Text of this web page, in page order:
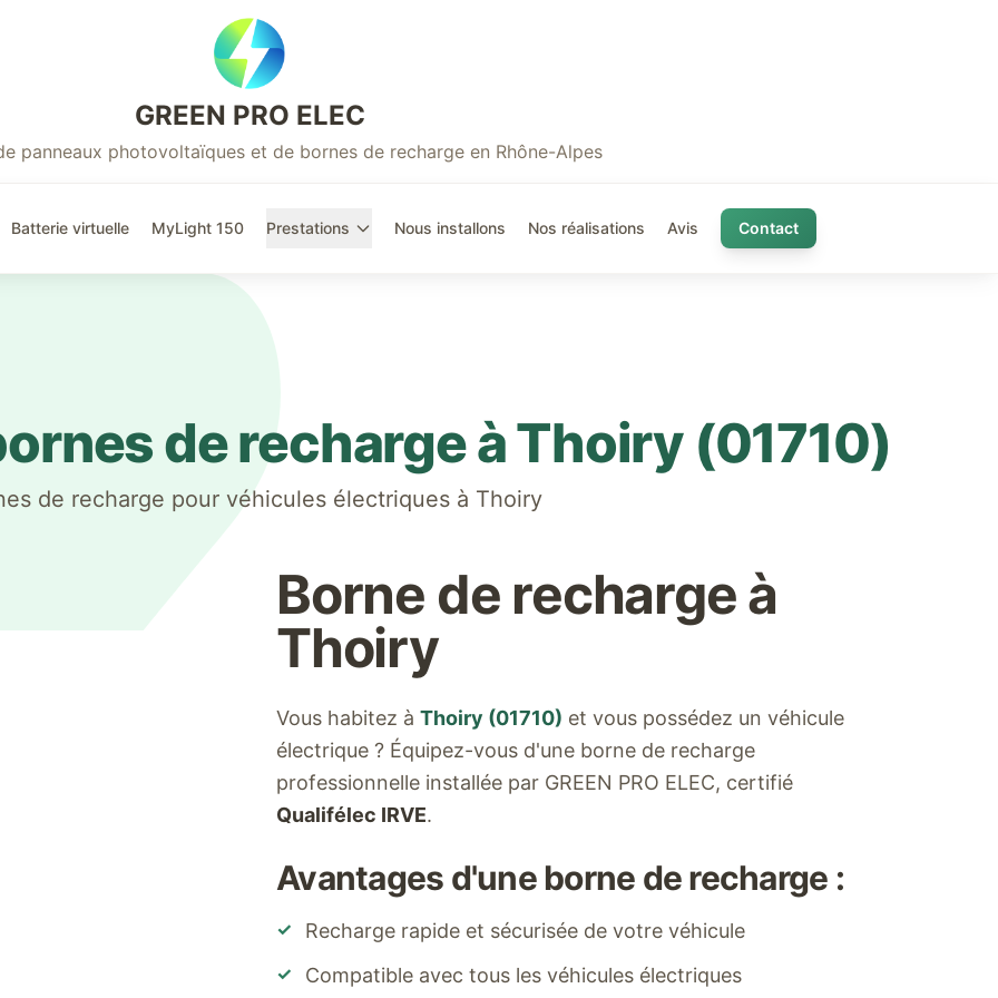
GREEN PRO ELEC
panneaux photovoltaïques et de bornes de recharge en Rhône-Alpes
Batterie virtuelle MyLight 150 Prestations Nous installons Nos réalisations Avis Contact
de recharge àThoiry (01710)
de recharge pour véhicules électriques à Thoiry
Borne de recharge à
Thoiry
Vous habitez à Thoiry (01710) et vous possédez un véhicule
électrique ? Équipez-vous d'une borne de recharge
professionnelle installée par GREEN PRO ELEC, certifié
Qualifélec IRVE.
Avantages d'une borne de recharge :
✓ Recharge rapide et sécurisée de votre véhicule
✓ Compatible avec tous les véhicules électriques